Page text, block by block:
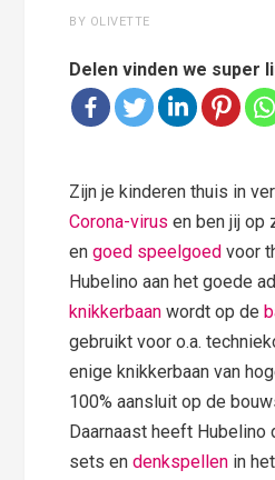
BY OLIVETTE
Delen vinden we super
Zijn je kinderen thuis in
Corona-virus en ben jij op
engoed speelgoed voor
Hubelino aan het goede
knikkerbaan wordt op de
gebruikt voor o.a.
enige knikkerbaan van
100% aansluit op de
Daarnaast heeft Hubelino
sets endenkspellen in